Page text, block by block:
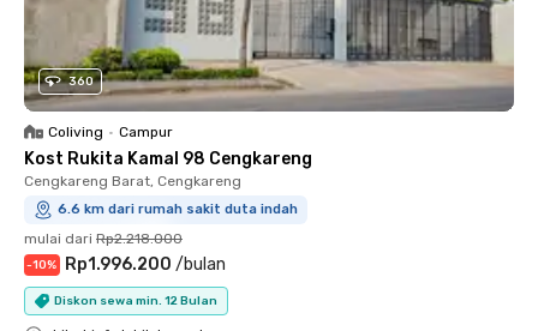
360
Coliving • Campur
Kost Rukita Kamal 98 Cengkareng
Cengkareng Barat, Cengkareng
6.6 km dari rumah sakit duta indah
mulai dari Rp2.218.000
-10% Rp1.996.200 /bulan
Diskon sewa min. 12 Bulan